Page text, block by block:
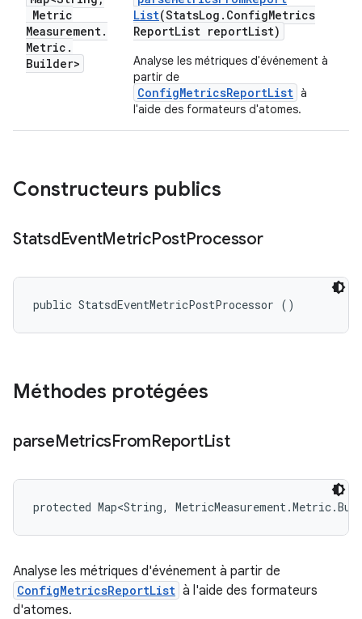
Metric
Measurement.
Metric .
Builder>
List(StatsLog . ConfigMetrics
ReportList reportList)
Analyse les métriques d'événement à
partir de
ConfigMetricsReportList à
l'aide des formateurs d'atomes.
Constructeurs publics
StatsdEventMetricPostProcessor
public StatsdEventMetricPostProcessor ()
Méthodes protégées
parseMetricsFromReportList
protected Map<String,
Analyse les métriques d'événement à partir de
ConfigMetricsReportList à l'aide des formateurs
d'atomes.